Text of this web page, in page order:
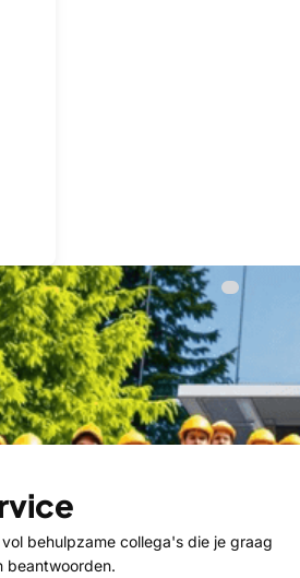
behulpzame collega's die je graag
beantwoorden.